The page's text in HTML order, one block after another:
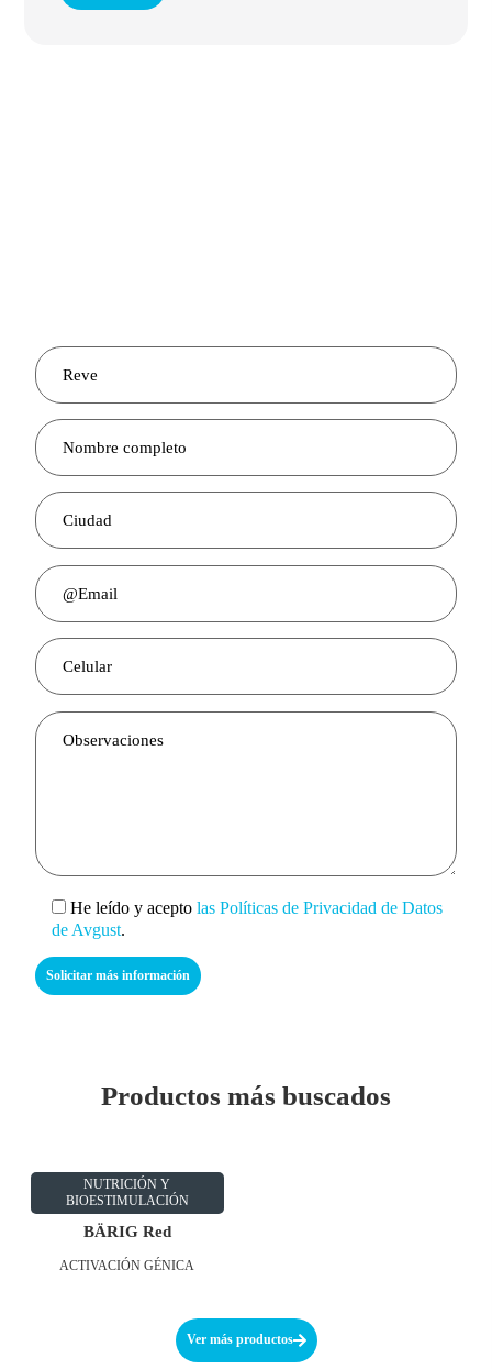
He leído y aceptolas Políticas de Privacidad de Datos
de Avgust.
Productos más buscados
NUTRICIÓN Y
BIOESTIMULACIÓN
BÄRIG Red
ACTIVACIÓN GÉNICA
Ver más productos